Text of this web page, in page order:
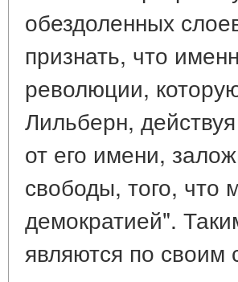
обездоленных
признать, что
революции,
Лильберн,
от его имени,
свободы, того,
демократией".
являются по